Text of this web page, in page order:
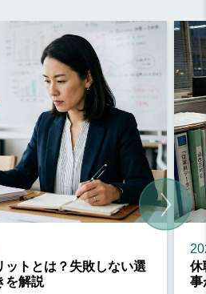
ットとは？失敗しない選
を解説
休
事